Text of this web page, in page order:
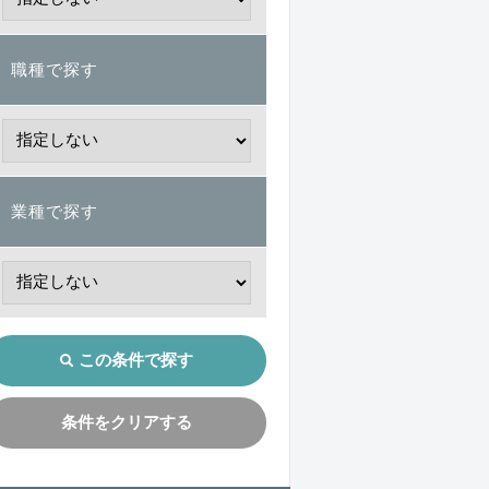
職種で探す
業種で探す
この条件で探す
条件をクリアする